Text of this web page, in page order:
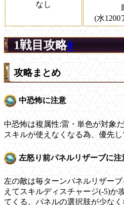
なし
(水1200
1戦目攻略0
攻略まとめ
中恐怖に注意
中恐怖は複属性:雷・単色が対象
スキルが使えなくなる為、優先し
左怒り前パネルリザーブに注
左の敵は毎ターンパネルリザー
えてスキルディスチャージ(-5)か
てくる。パネルの選択肢が少な